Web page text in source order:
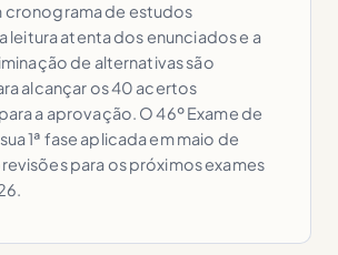
cronograma de estudos
leitura atenta dos enunciados e a
de alternativas são
alcançar os 40 acertos
a aprovação. O 46º Exame de
1ª fase aplicada em maio de
para os próximos exames